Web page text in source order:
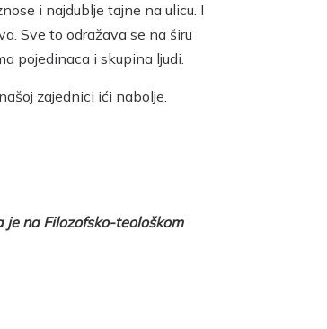
i najdublje tajne na ulicu. I
Sve to odražava se na širu
pojedinaca i skupina ljudi.
zajednici ići nabolje.
na Filozofsko-teološkom